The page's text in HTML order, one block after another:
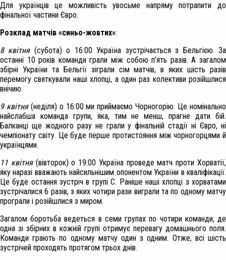
Для українців це можливість увосьме напряму потрапити до
фінальної частини Євро.
Розклад матчів «синьо-жовтих»:
8 квітня(субота) о 16:00 Україна зустрічається з Бельгією. За
останні 10 років команди грали між собою п’ять разів. А загалом
збірні України та Бельгії зіграли сім матчів, в яких шість разів
перемогу святкували наші хлопці, а один раз колективи розійшлися
внічию.
9 квітня(неділя) о 16:00 ми приймаємо Чорногорію. Це номінально
найслабша команда групи, яка, тим не менш, прагне дати бій.
Балканці ще жодного разу не грали у фінальній стадії ні Євро, ні
чемпіонату світу. Це буде перше протистояння між чорногорцями й
українцями.
11 квітня(вівторок) о 19:00 Україна проведе матч проти Хорватії,
яку наразі вважають найсильнішим опонентом України в кваліфікації.
Це буде остання зустріч в групі C. Раніше наші хлопці з хорватами
зустрічалися 6 разів, з яких чотири рази виграли та по одному матчу
програли і розійшлися з миром.
Загалом боротьба ведеться в семи групах по чотири команди, де
одна зі збірних в кожній групі отримує перевагу домашнього поля.
Команди грають по одному матчу один з одним. Отже, всі шість
зустрічей проходять протягом трьох днів.